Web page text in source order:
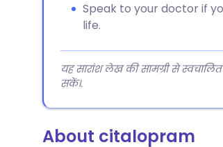
Speak to your doctor if
life.
यह सारांश लेख की सामग्री से
सकें।.
About citalopram